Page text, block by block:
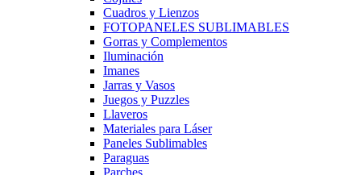
Cuadros y Lienzos
FOTOPANELES SUBLIMABLES
Gorras y Complementos
Iluminación
Imanes
Jarras y Vasos
Juegos y Puzzles
Llaveros
Materiales para Láser
Paneles Sublimables
Paraguas